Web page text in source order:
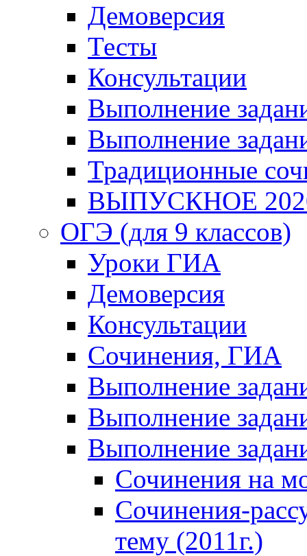
Демоверсия
Тесты
Консультации
Выполнение
Выполнение
Традиционные
ВЫПУСКНОЕ
ОГЭ (для 9 классов)
Уроки ГИА
Демоверсия
Консультации
Сочинения, ГИА
Выполнение
Выполнение
Выполнение
Сочинения на
Сочинения-
тему (2011г.)